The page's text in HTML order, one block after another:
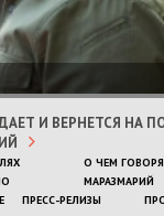
И ВЕРНЕТСЯ НА
О ЧЕМ
МАРАЗМАРИЙ
ПРЕСС-РЕЛИЗЫ